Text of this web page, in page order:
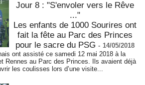
Jour 8 : "S'envoler vers le Rêve
..."
Les enfants de 1000 Sourires ont
fait la fête au Parc des Princes
pour le sacre du PSG - 14/05/2018
ont assisté ce samedi 12 mai 2018 à la
Rennes au Parc des Princes. Ils avaient déjà
les coulisses lors d’une visite...